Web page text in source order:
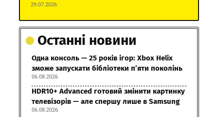
29.07.2026
Останні новини
Одна консоль — 25 років ігор: Xbox Helix
зможе запускати бібліотеки п’яти поколінь
06.08.2026
HDR10+ Advanced готовий змінити картинку
телевізорів — але спершу лише в Samsung
06.08.2026